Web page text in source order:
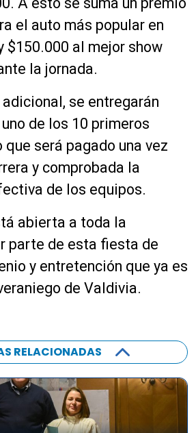
el auto más popular en
$150.000 al mejor show
la jornada.
se entregarán
de los 10 primeros
será pagado una vez
y comprobada la
de los equipos.
abierta a toda la
parte de esta fiesta de
y entretención que ya es
de Valdivia.
RELACIONADAS